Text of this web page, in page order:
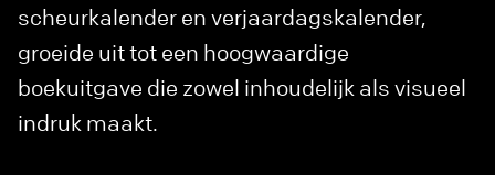
scheurkalender en verjaardagskalender,
groeide uit tot een hoogwaardige
boekuitgave die zowel inhoudelijk als visueel
indruk maakt.